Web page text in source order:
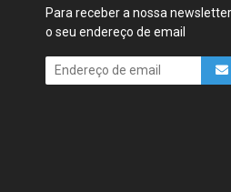
Para receber a nossa
o seu endereço de email